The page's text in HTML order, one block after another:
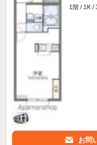
1階 / 1K /
お問